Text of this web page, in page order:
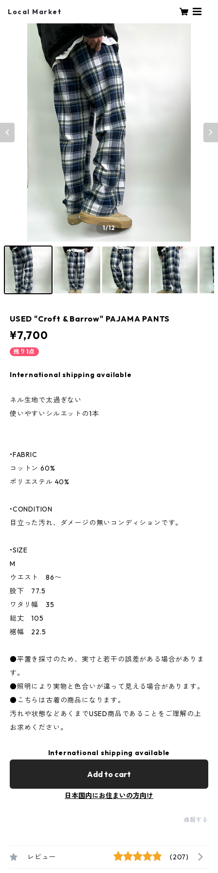
Local Market
1/12
USED "Croft & Barrow" PAJAMA PANTS
¥7,700
残り1点
International shipping available
ネル生地で太過ぎない
使いやすいシルエットの1本
•FABRIC
コットン 60%
ポリエステル 40%
•CONDITION
目立った汚れ、ダメージの無いコンディションです。
•SIZE
M
ウエスト 86〜
股下 77.5
ワタリ幅 35
総丈 105
裾幅 22.5
●平置き採寸のため、実寸と若干の誤差がある場合がありま
す。
●照明により実物と色合いが違って見える場合があります。
●こちらは古着の商品になります。
汚れや状態などあくまでUSED商品であることをご理解の上
お求めください。
International shipping available
Add to cart
日本国内にお住まいの方向け
通報する
レビュー (207)